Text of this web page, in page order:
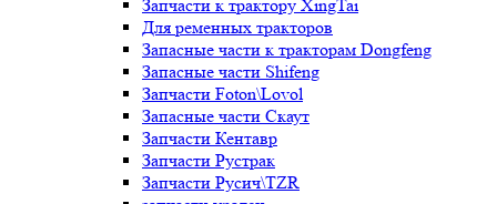
Запчасти к трактору XingTai
Для ременных тракторов
Запасные части к тракторам Dongfeng
Запасные части Shifeng
Запчасти Foton\Lovol
Запасные части Скаут
Запчасти Кентавр
Запчасти Рустрак
Запчасти Русич\TZR